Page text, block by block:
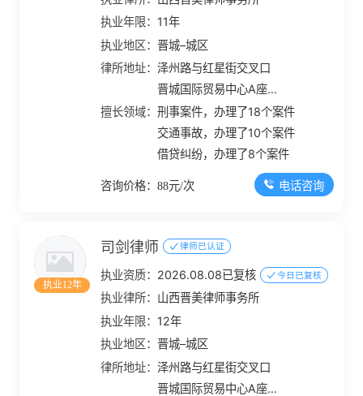
执业年限： 11年
执业地区：晋城–城区
律所地址：泽州路与红星街交叉口
晋城国际贸易中心A座
904室
擅长领域：刑事案件，办理了18个案件
交通事故，办理了10个案件
借贷纠纷，办理了8个案件
咨询价格：88元/次 电话咨询
执业12年
司剑律师 律师已认证
执业资质： 2026.08.08已复核 今日已复核
执业律所： 山西晋美律师事务所
执业年限： 12年
执业地区：晋城–城区
律所地址：泽州路与红星街交叉口
晋城国际贸易中心A座